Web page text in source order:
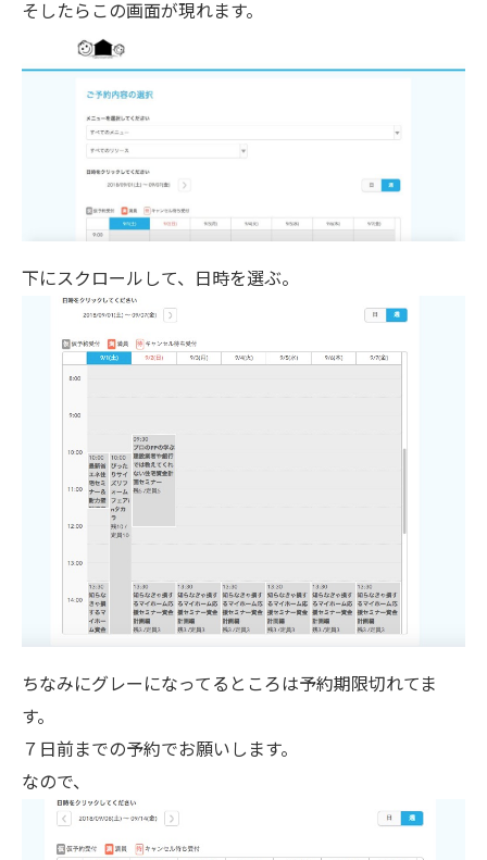
そしたらこの画面が現れます。
下にスクロールして、日時を選ぶ。
ちなみにグレーになってるところは予約期限切れてま
す。
７日前までの予約でお願いします。
なので、